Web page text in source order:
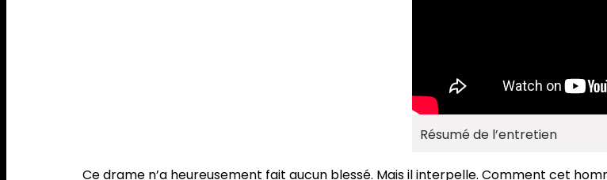
Résumé de l’entretien
Ce drame n’a heureusement fait aucun blessé. Mais il interpelle. Comment cet